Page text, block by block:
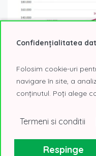
Confidențialitatea
Folosim cookie-uri
navigare în site, a
conținutul. Poți alege
Termeni si conditii
Respinge